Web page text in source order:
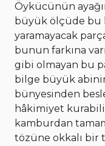
Öykücünün
büyük ölçüde bu
yaramayacak
bunun farkına
gibi olmayan bu
bilge büyük abinin
bünyesinden
hâkimiyet
kamburdan
tözüne okkalı bir